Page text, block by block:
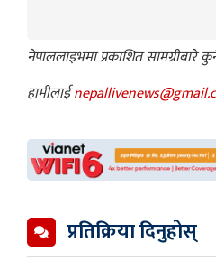
नेपाललाइभमा प्रकाशित
हामीलाई
प्रतिक्रिया दिनुहोस्